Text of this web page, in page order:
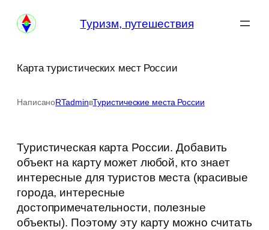
Перейти
Туризм, путешествия
Карта туристических мест России
НаписаноRTadminвТуристические места России
Туристическая карта России. Добавить
объект на карту может любой, кто знает
интересные для туристов места (красивые
города, интересные
достопримечательности, полезные
объекты). Поэтому эту карту можно считать